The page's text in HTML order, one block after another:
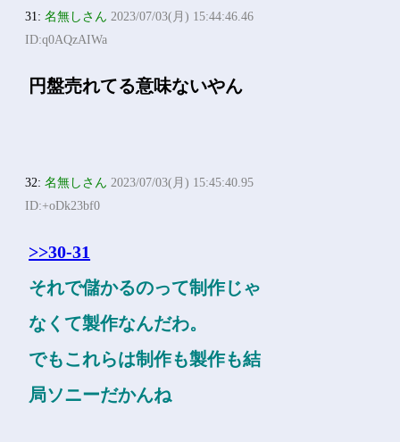
31:名無しさん 2023/07/03(月) 15:44:46.46
ID:q0AQzAIWa
円盤売れてる意味ないやん
32:名無しさん 2023/07/03(月) 15:45:40.95
ID:+oDk23bf0
>>30-31
それで儲かるのって制作じゃ
なくて製作なんだわ。
でもこれらは制作も製作も結
局ソニーだかんね